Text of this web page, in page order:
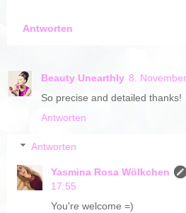
Antworten
Beauty Unearthly 8.
So precise and detailed thanks!
Antworten
Antworten
Yasmina Rosa Wölkchen
17:55
You're welcome =)